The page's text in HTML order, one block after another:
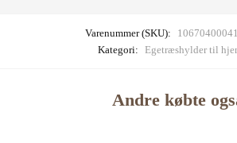
Varenummer (SKU):
Kategori: Egetræshylder til
Andre købte